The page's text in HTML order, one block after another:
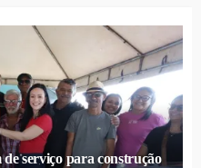
serviço para construção